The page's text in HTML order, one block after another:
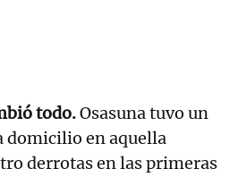
todo.Osasuna tuvo un
domicilio en aquella
derrotas en las primeras